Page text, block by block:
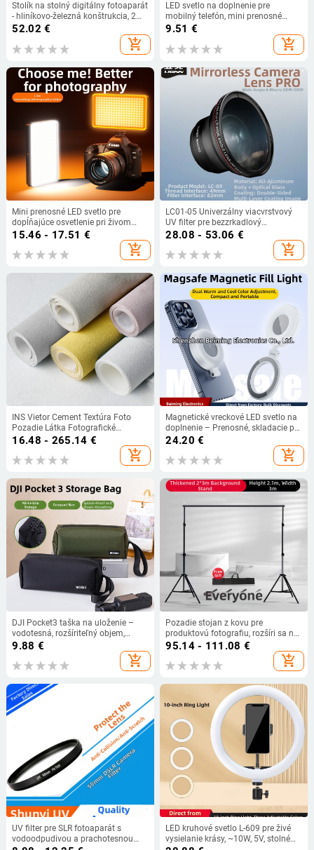
Stolík na stolný digitálny fotoaparát
- hliníkovo-železná konštrukcia, 2
sekcie, pracovná výška 200–400
52.02 €
add_shopping_cart
LED svetlo na doplnenie pre
mobilný telefón, mini prenosné
kruhové selfie svetlo s vstavanou
batériou, ručné použitie, 5V, do 10W,
model 0055
9.51 €
add_shopping_cart
Mini prenosné LED svetlo pre
dopĺňajúce osvetlenie pri živom
vysielaní a fotografovaní na mobile,
kompakčné svetlo na líčenie s USB
nabíjaním
15.46 - 17.51 €
add_shopping_cart
LC01-05 Univerzálny viacvrstvový
UV filter pre bezzrkadlový
fotoaparát s univerzálnym
28.08 - 53.06 €
add_shopping_cart
INS Vietor Cement Textúra Foto
Pozadie Látka Fotografické
Rekvizity Novoročná Textúra Látka
Časopis Šperky Sadrové Pozadie
Doska
16.48 - 265.14 €
add_shopping_cart
Magnetické vreckové LED svetlo na
doplnenie – Prenosné, skladacie pre
selfie na telefóne, vonkajšie
fotografovanie, 3 režimy osvetlenia,
5V
24.20 €
add_shopping_cart
DJI Pocket3 taška na uloženie –
vodotesná, rozšíriteľný objem,
Oxford tkanina, podšívka z
polyesteru, štýl clutch, mestská
jednoduchosť
9.88 €
add_shopping_cart
Pozadie stojan z kovu pre
produktovú fotografiu, rozšíri sa na
210×300 cm, hmotnosť 2,5 kg.
95.14 - 111.08 €
add_shopping_cart
UV filter pre SLR fotoaparát s
vodoodpudivou a prachotesnou
LED kruhové svetlo L-609 pre živé
vysielanie krásy, ~10W, 5V, stolné